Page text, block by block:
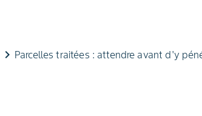
keyboard_arrow_right Parcelles traitées : attendre avant d'y